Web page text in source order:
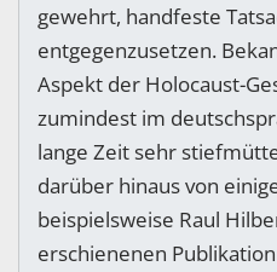
gewehrt, handfeste
entgegenzusetzen.
Aspekt der Holocaust-
zumindest im
lange Zeit sehr
darüber hinaus von
beispielsweise Raul
erschienenen